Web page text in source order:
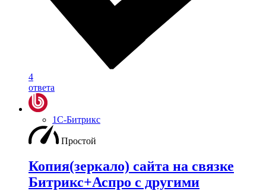
4
ответа
1С-Битрикс
Простой
Копия(зеркало) сайта на связке
Битрикс+Аспро с другими